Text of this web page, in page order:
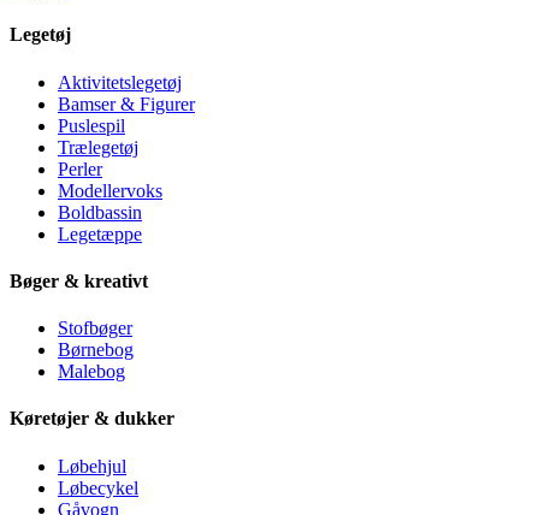
Legetøj
Aktivitetslegetøj
Bamser & Figurer
Puslespil
Trælegetøj
Perler
Modellervoks
Boldbassin
Legetæppe
Bøger & kreativt
Stofbøger
Børnebog
Malebog
Køretøjer & dukker
Løbehjul
Løbecykel
Gåvogn